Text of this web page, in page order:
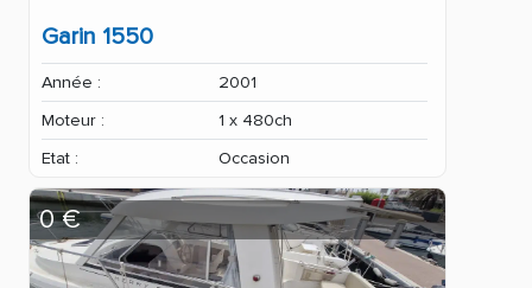
Garin 1550
Année :
2001
Moteur :
1 x 480ch
Etat :
Occasion
0 €